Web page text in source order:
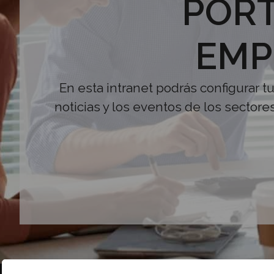
En esta intranet podrás configurar
noticias y los eventos de los